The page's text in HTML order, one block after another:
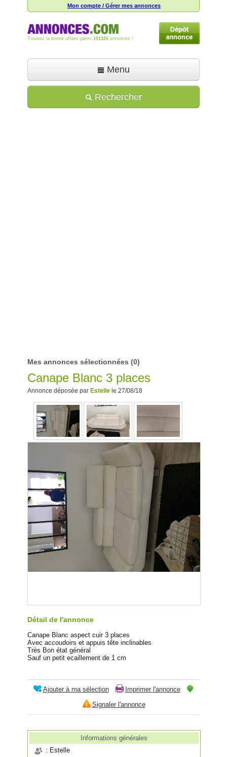
Mon compte / Gérer mes annonces
Trouvez la bonne affaire parmi 101320 annonces !
Menu
Déposer une annonce
Rechercher
Mes annonces sélectionnées (0)
Canape Blanc 3 places
Annonce déposée par Estelle le 27/08/18
Détail de l'annonce
Canape Blanc aspect cuir 3 places
Avec accoudoirs et appuis tête inclinables
Très Bon état général
Sauf un petit ecaillement de 1 cm
Ajouter à ma sélection
Imprimer l'annonce
Signaler l'annonce
Informations générales
: Estelle